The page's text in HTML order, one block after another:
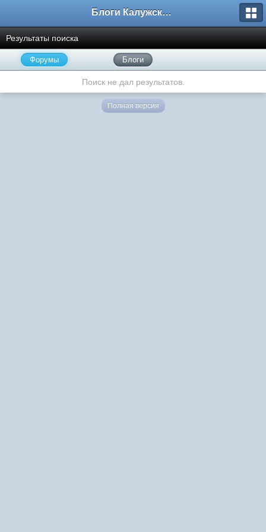
Блоги Калужского перекрестка
Результаты поиска
Форумы Блоги
Поиск не дал результатов.
Полная версия